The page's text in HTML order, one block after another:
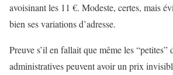
avoisinant les 11 €. Modeste, certes, mais
bien ses variations d’adresse.
Preuve s’il en fallait que même les “petites”
administratives peuvent avoir un prix